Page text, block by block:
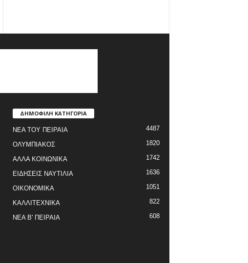
ΔΗΜΟΦΙΛΗ ΚΑΤΗΓΟΡΙΑ
ΝΕΑ ΤΟΥ ΠΕΙΡΑΙΑ 4487
ΟΛΥΜΠΙΑΚΟΣ 1820
ΑΛΛΑ ΚΟΙΝΩΝΙΚΑ 1742
ΕΙΔΗΣΕΙΣ ΝΑΥΤΙΛΙΑ 1636
ΟΙΚΟΝΟΜΙΚΑ 1051
ΚΑΛΛΙΤΕΧΝΙΚΑ 822
ΝΕΑ Β' ΠΕΙΡΑΙΑ 608